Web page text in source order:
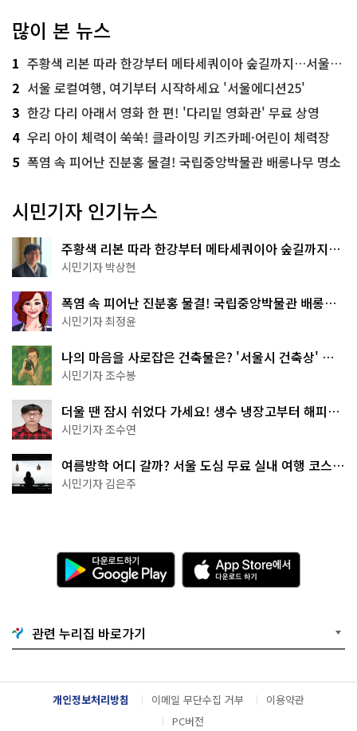
많이 본 뉴스
1 주황색 리본 따라 한강부터 메타세쿼이아 숲길까지…서울둘레길 15코스
2 서울 로컬여행, 여기부터 시작하세요 '서울에디션25'
3 한강 다리 아래서 영화 한 편! '다리밑 영화관' 무료 상영
4 우리 아이 체력이 쑥쑥! 클라이밍 키즈카페·어린이 체력장
5 폭염 속 피어난 진분홍 물결! 국립중앙박물관 배롱나무 명소
시민기자 인기뉴스
주황색 리본 따라 한강부터 메타세쿼이아 숲길까지…
서울둘레길 15코스
시민기자 박상현
폭염 속 피어난 진분홍 물결! 국립중앙박물관 배롱나
무 명소
시민기자 최정윤
나의 마음을 사로잡은 건축물은? '서울시 건축상' 수
상작 공개!
시민기자 조수봉
더울 땐 잠시 쉬었다 가세요! 생수 냉장고부터 해피소
·무더위쉼터까지
시민기자 조수연
여름방학 어디 갈까? 서울 도심 무료 실내 여행 코스
추천
시민기자 김은주
다
운
로
기
G
o
g
l
e
A
p
p
e
서
다
운
관련 누리집 바로가기
개인정보처리방침 이메일 무단수집 거부
이용약관
PC버전